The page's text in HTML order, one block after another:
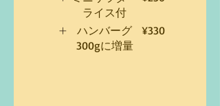
ライス付
ハンバーグ
300gに増量
¥330